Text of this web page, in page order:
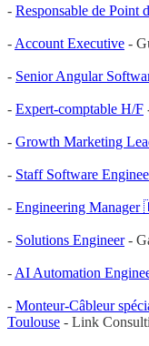
- Responsable de Point
- Account Executive -
- Senior Angular
- Expert-comptable H/F
- Growth Marketing
- Staff Software
- Engineering
- Solutions Engineer-
- AI Automation
- Monteur-Câbleur
Toulouse - Link